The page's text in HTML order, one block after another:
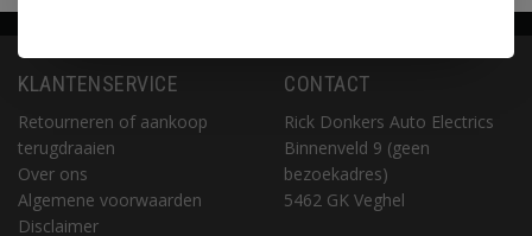
KLANTENSERVICE
Retourneren of aankoop
terugdraaien
Over ons
Algemene voorwaarden
Disclaimer
CONTACT
Rick Donkers Auto Electrics
Binnenveld 9 (geen
bezoekadres)
5462 GK Veghel